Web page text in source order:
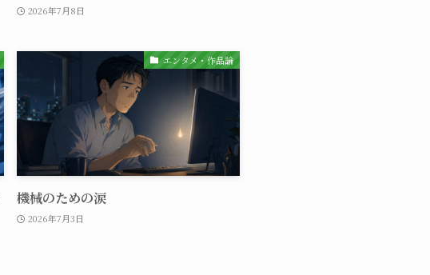
2026年7月8日
エンタメ・作品論
機械のための涙
2026年7月3日